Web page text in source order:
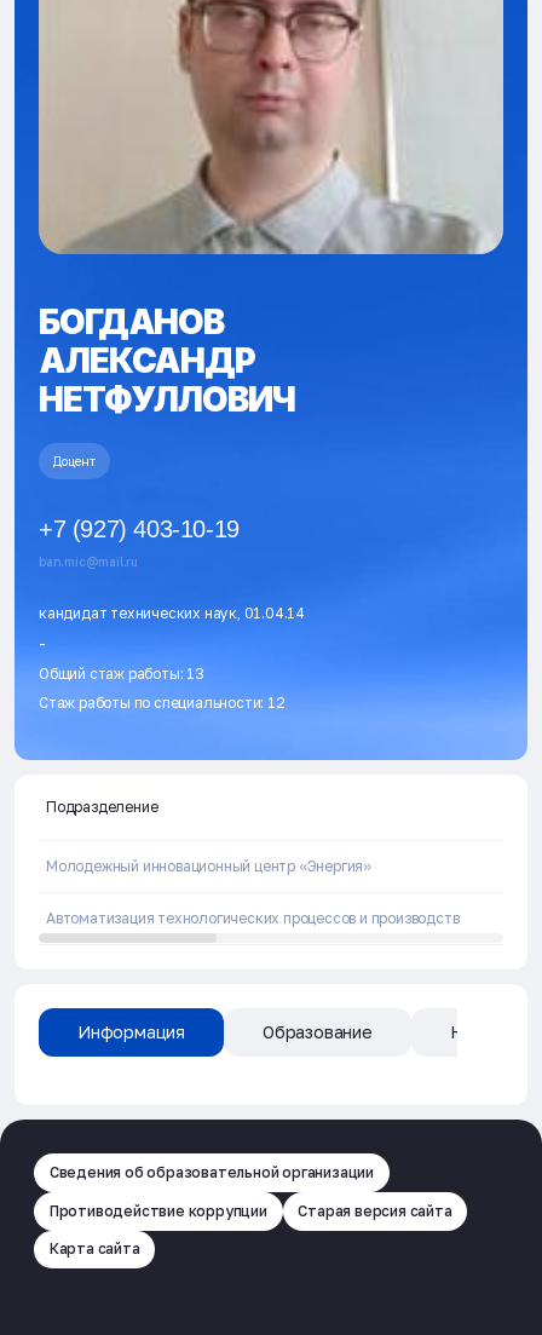
БОГДАНОВ
АЛЕКСАНДР
НЕТФУЛЛОВИЧ
Доцент
+7 (927) 403-10-19
ban.mic@mail.ru
кандидат технических наук, 01.04.14
-
Общий стаж работы: 13
Стаж работы по специальности: 12
Подразделение
Молодежный инновационный центр «Энергия»
Автоматизация технологических процессов и производств
Информация Образование
Сведения об образовательной организации
Противодействие коррупции Старая версия сайта
Карта сайта